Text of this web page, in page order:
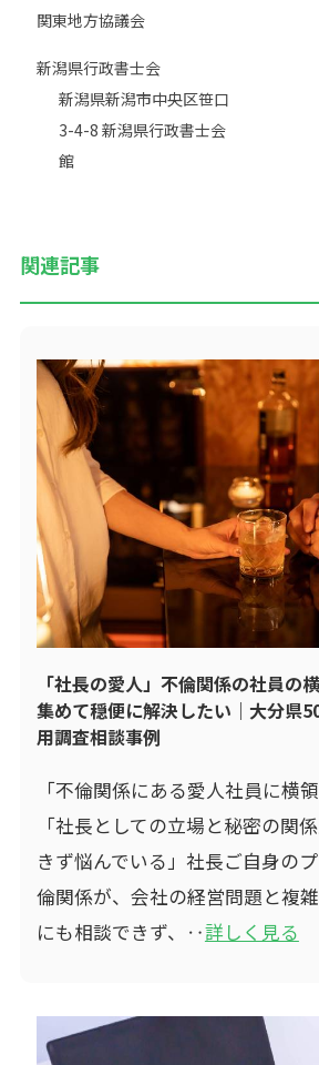
関東地方協議会
新潟県行政書士会
新潟県新潟市中央区笹口
3-4-8 新潟県行政書士会
館
関連記事
「社長の愛人」不倫関係の社員の
集めて穏便に解決したい｜大分県
用調査相談事例
「不倫関係にある愛人社員に横
「社長としての立場と秘密の関
きず悩んでいる」社長ご自身の
倫関係が、会社の経営問題と複
にも相談できず、‥詳しく見る